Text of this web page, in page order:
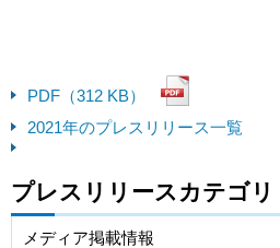
PDF（312 KB）
2021年のプレスリリース一覧
プレスリリースカテゴリ
メディア掲載情報